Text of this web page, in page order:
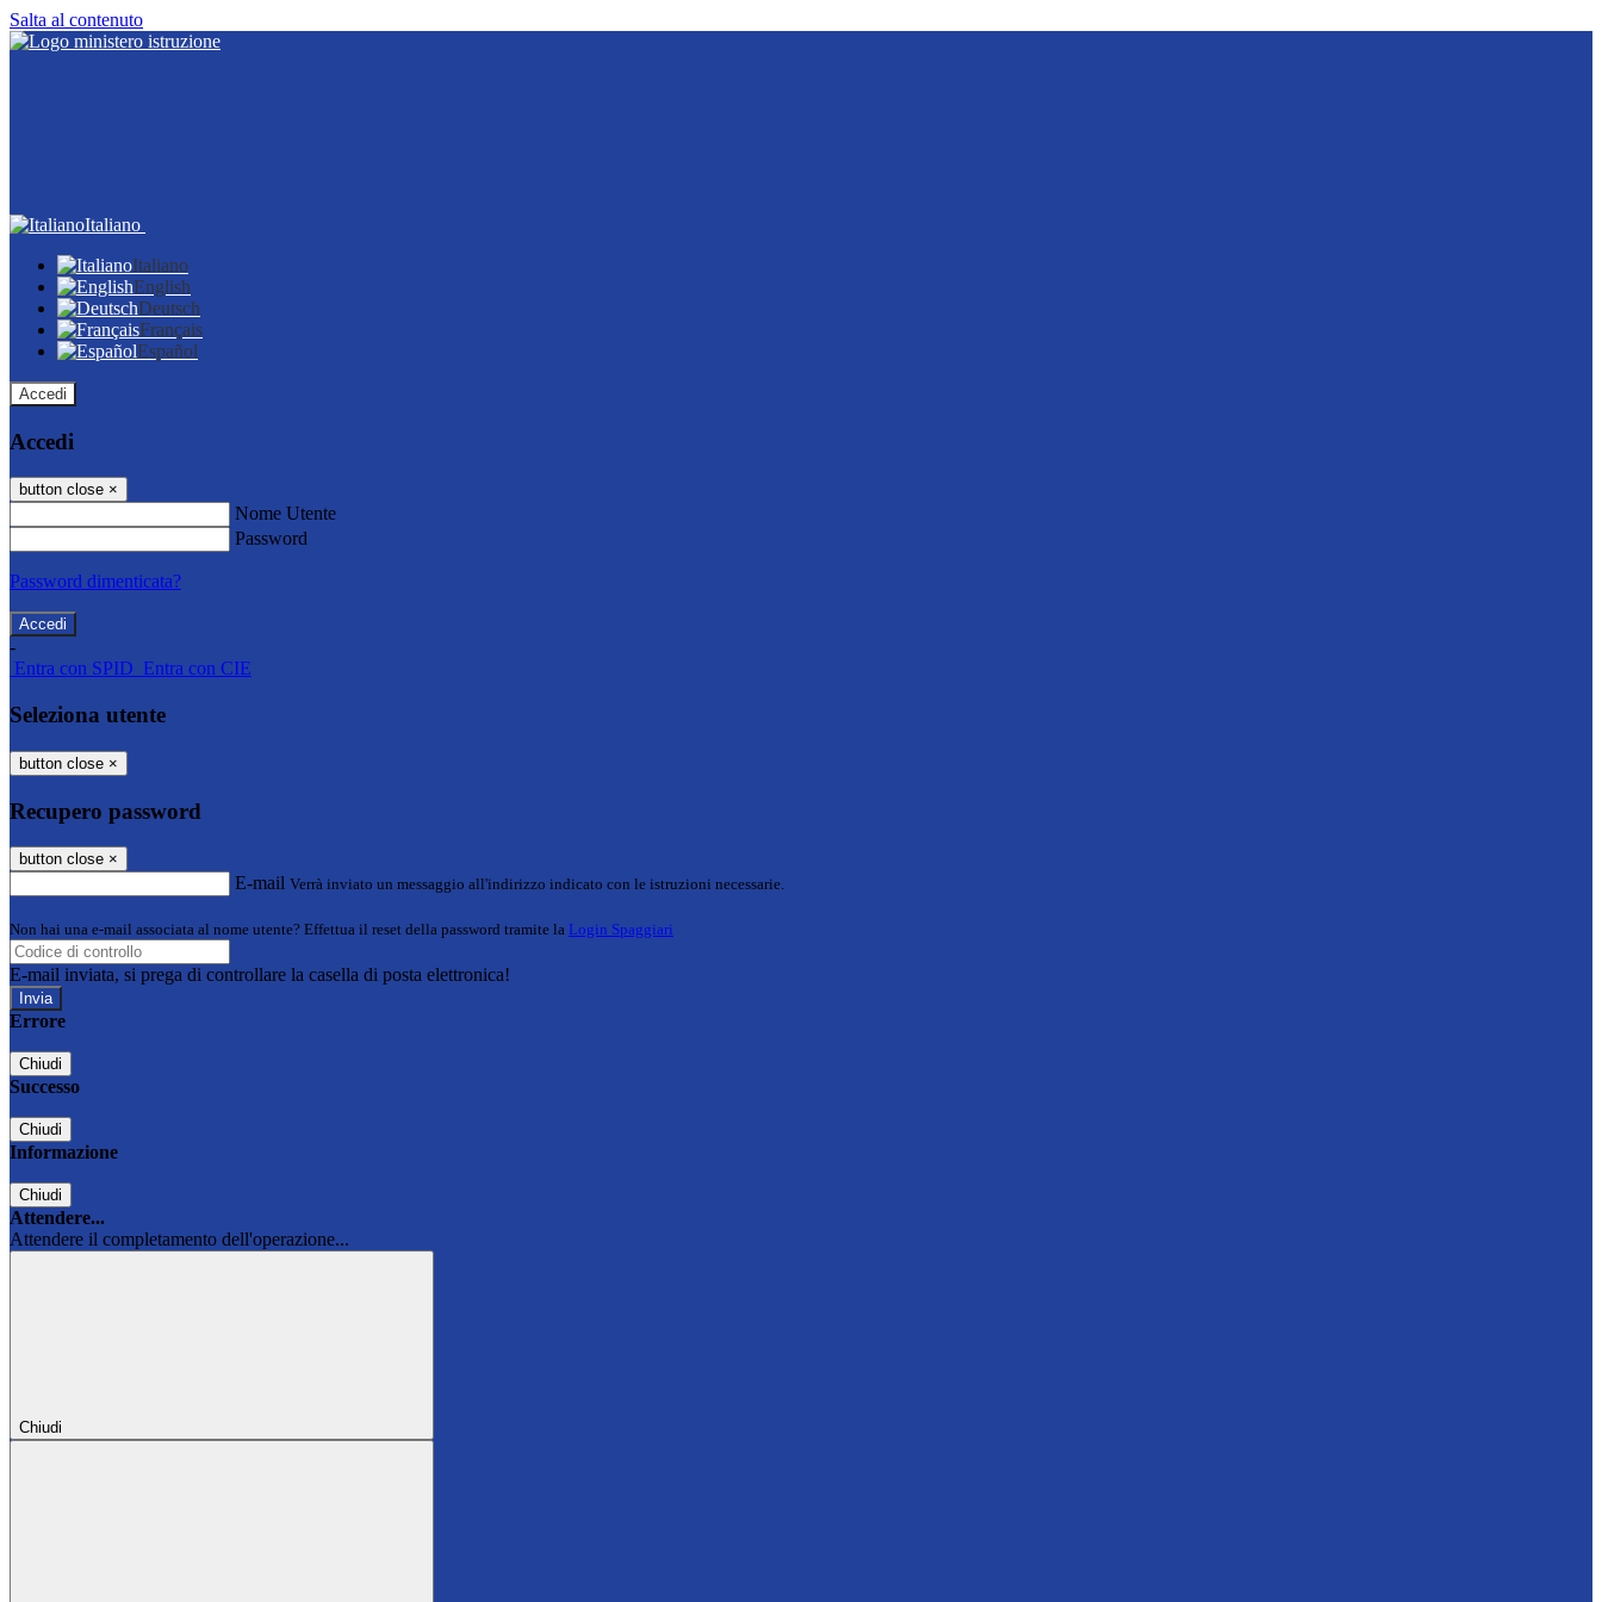
Salta al contenuto
Italiano
Italiano
English
Deutsch
Français
Español
Accedi
Accedi
button close ×
Nome Utente
Password
Password dimenticata?
-
Entra con SPID Entra con CIE
Seleziona utente
button close ×
Recupero password
button close ×
E-mail Verrà inviato un messaggio all'indirizzo indicato con le istruzioni necessarie.
Non hai una e-mail associata al nome utente? Effettua il reset della password tramite la Login Spaggiari
E-mail inviata, si prega di controllare la casella di posta elettronica!
Errore
Chiudi
Successo
Chiudi
Informazione
Chiudi
Attendere...
Attendere il completamento dell'operazione...
Chiudi